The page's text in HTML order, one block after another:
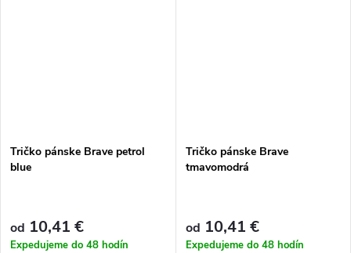
Tričko pánske Brave petrol
blue
od 10,41 €
Expedujeme do 48 hodín
Tričko pánske Brave
tmavomodrá
od 10,41 €
Expedujeme do 48 hodín